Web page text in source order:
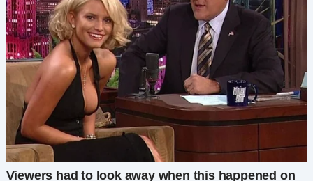
побережья Чёрного моря.
Перенесёмся на 10 лет вперёд: я получила
высшее образование и начала работать в IT-
компании. Не скажу, что у меня была блестящая
карьера, но мне удалось наладить достойную
жизнь и скопить немного денег. Честно говоря,
я бы не осталась в IT, если бы не деньги. Но эй,
всем нам нужно как-то зарабатывать на жизнь.
Именно тогда я получила электронное письмо